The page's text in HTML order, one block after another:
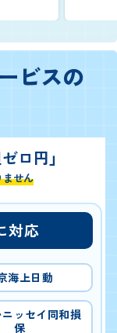
ビスの
ロ円」
ません
対応
海上日動
ッセイ同和損
保